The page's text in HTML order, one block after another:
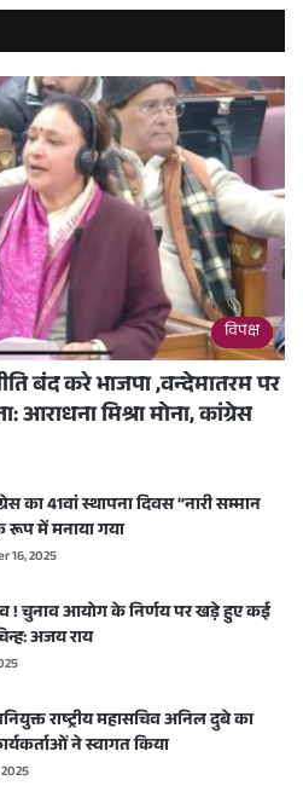
विपक्ष
बंद करे भाजपा ,वन्देमातरम पर
आराधना मिश्रा मोना, कांग्रेस
का 41वां स्थापना दिवस “नारी सम्मान
रूप में मनाया गया
16, 2025
! चुनाव आयोग के निर्णय पर खड़े हुए कई
अजय राय
राष्ट्रीय महासचिव अनिल दुबे का
ने स्वागत किया